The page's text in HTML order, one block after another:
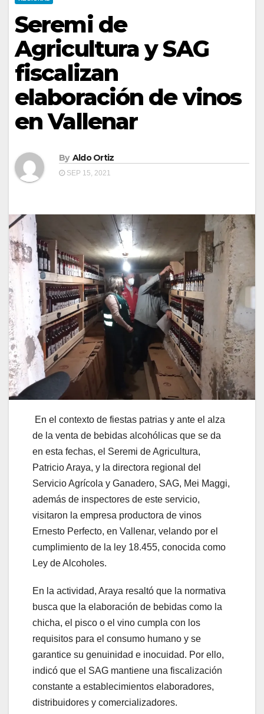
Seremi de
Agricultura y SAG
fiscalizan
elaboración de vinos
en Vallenar
By Aldo Ortiz
SEP 15, 2021
En el contexto de fiestas patrias y ante el alza
de la venta de bebidas alcohólicas que se da
en esta fechas, el Seremi de Agricultura,
Patricio Araya, y la directora regional del
Servicio Agrícola y Ganadero, SAG, Mei Maggi,
además de inspectores de este servicio,
visitaron la empresa productora de vinos
Ernesto Perfecto, en Vallenar, velando por el
cumplimiento de la ley 18.455, conocida como
Ley de Alcoholes.
En la actividad, Araya resaltó que la normativa
busca que la elaboración de bebidas como la
chicha, el pisco o el vino cumpla con los
requisitos para el consumo humano y se
garantice su genuinidad e inocuidad. Por ello,
indicó que el SAG mantiene una fiscalización
constante a establecimientos elaboradores,
distribuidores y comercializadores.